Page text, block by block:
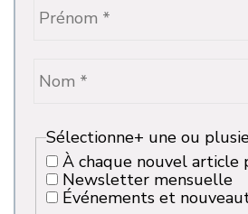
Sélectionne+ une ou
À chaque nouvel article
Newsletter mensuelle
Événements et